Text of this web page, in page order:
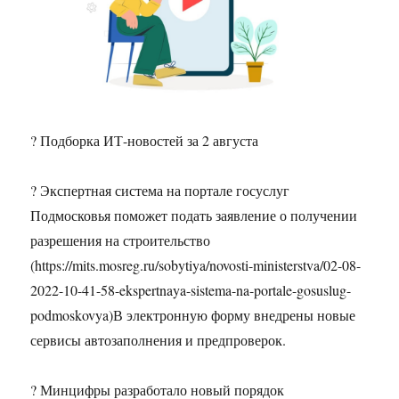
? Подборка ИТ-новостей за 2 августа
? Экспертная система на портале госуслуг
Подмосковья поможет подать заявление о получении
разрешения на строительство
(https://mits.mosreg.ru/sobytiya/novosti-ministerstva/02-08-
2022-10-41-58-ekspertnaya-sistema-na-portale-gosuslug-
podmoskovya)В электронную форму внедрены новые
сервисы автозаполнения и предпроверок.
? Минцифры разработало новый порядок